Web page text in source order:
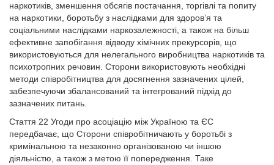
наркотиків, зменшення обсягів постачання, торгівлі та попиту
на наркотики, боротьбу з наслідками для здоров’я та
соціальними наслідками наркозалежності, а також на більш
ефективне запобігання відводу хімічних прекурсорів, що
використовуються для нелегального виробництва наркотиків та
психотропних речовин. Сторони використовують необхідні
методи співробітництва для досягнення зазначених цілей,
забезпечуючи збалансований та інтегрований підхід до
зазначених питань.
Стаття 22 Угоди про асоціацію між Україною та ЄС
передбачає, що Сторони співробітничають у боротьбі з
кримінальною та незаконно організованою чи іншою
діяльністю, а також з метою її попередження. Таке